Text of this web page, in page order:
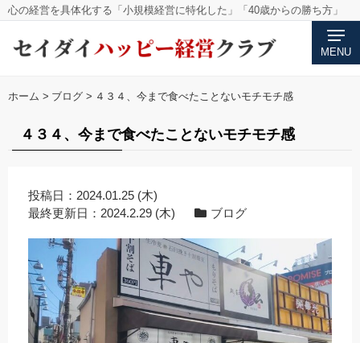
心の経営を具体化する「小規模経営に特化した」「40歳からの勝ち方」
MENU
ホーム > ブログ > ４３４、今まで食べたことないモチモチ感
４３４、今まで食べたことないモチモチ感
投稿日： 2024.01.25 (木)
最終更新日： 2024.2.29 (木) ブログ